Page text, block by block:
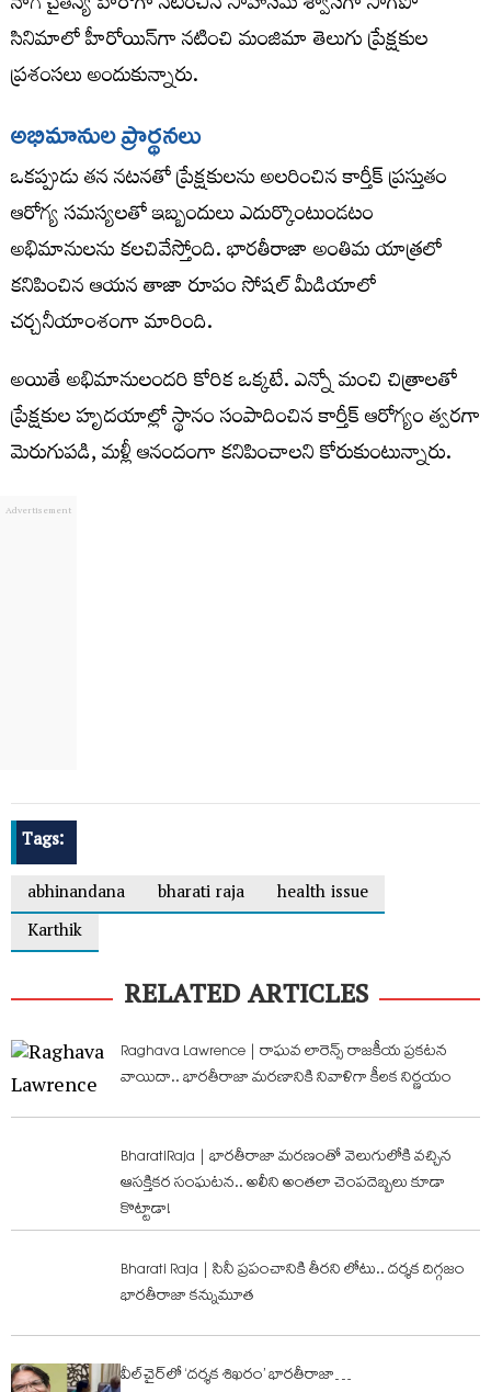
సినిమాలో హీరోయిన్‌గా నటించి మంజిమా తెలుగు ప్రేక్షకుల
ప్రశంసలు అందుకున్నారు.
అభిమానుల ప్రార్థనలు
ఒకప్పుడు తన నటనతో ప్రేక్షకులను అలరించిన కార్తీక్ ప్రస్తుతం
ఆరోగ్య సమస్యలతో ఇబ్బందులు ఎదుర్కొంటుండటం
అభిమానులను కలచివేస్తోంది. భారతీరాజా అంతిమ యాత్రలో
కనిపించిన ఆయన తాజా రూపం సోషల్ మీడియాలో
చర్చనీయాంశంగా మారింది.
అయితే అభిమానులందరి కోరిక ఒక్కటే. ఎన్నో మంచి చిత్రాలతో
ప్రేక్షకుల హృదయాల్లో స్థానం సంపాదించిన కార్తీక్ ఆరోగ్యం త్వరగా
మెరుగుపడి, మళ్లీ ఆనందంగా కనిపించాలని కోరుకుంటున్నారు.
Tags:
abhinandana
bharati raja
health issue
Karthik
RELATED ARTICLES
Raghava Lawrence | రాఘవ లారెన్స్ రాజకీయ ప్రకటన
వాయిదా.. భారతీరాజా మరణానికి నివాళిగా కీలక నిర్ణయం
BharatiRaja | భారతీరాజా మరణంతో వెలుగులోకి వచ్చిన
ఆసక్తికర సంఘటన.. అలీని అంతలా చెంపదెబ్బలు కూడా
కొట్టాడా!
Bharati Raja | సినీ ప్రపంచానికి తీరని లోటు.. దర్శక దిగ్గజం
భారతీరాజా కన్నుమూత
వీల్‌చైర్‌లో ‘దర్శక శిఖరం’ భారతీరాజా…